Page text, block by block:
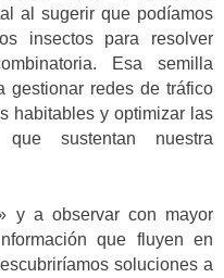
al sugerir que podíamos
insectos para resolver
Esa semilla
gestionar redes de tráfico
habitables y optimizar las
sustentan nuestra
y a observar con mayor
que fluyen en
soluciones a